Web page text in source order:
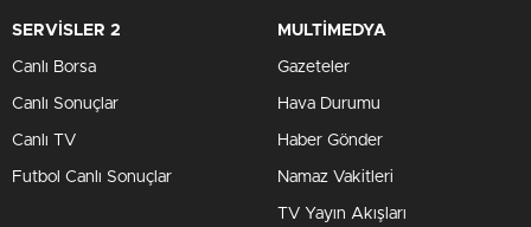
SERVİSLER 2
Canlı Borsa
Canlı Sonuçlar
Canlı TV
Futbol Canlı Sonuçlar
MULTİMEDYA
Gazeteler
Hava Durumu
Haber Gönder
Namaz Vakitleri
TV Yayın Akışları